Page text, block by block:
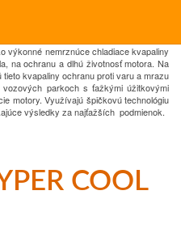
výkonné nemrznúce chladiace kvapaliny
na ochranu a dlhú životnosť motora. Na
kvapaliny ochranu protivaru a mrazu
parkoch s ťažkými úžitkovými
motory. Využívajú špičkovú technológiu
výsledky zanajťažších podmienok.
COOL